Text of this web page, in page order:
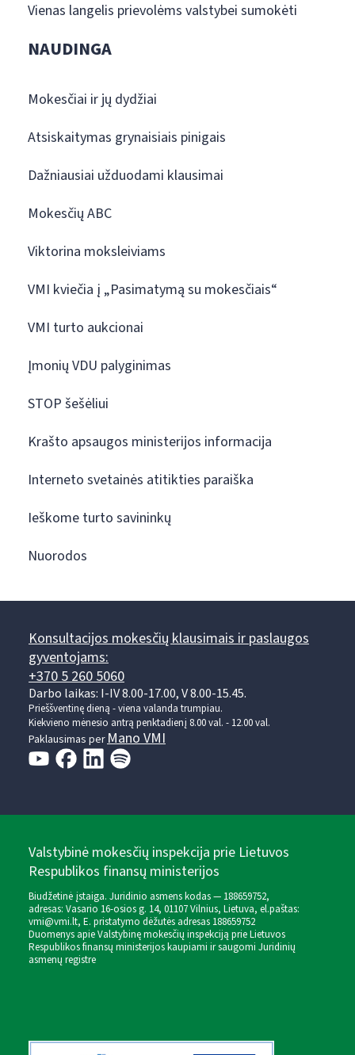
Vienas langelis prievolėms valstybei sumokėti
NAUDINGA
Mokesčiai ir jų dydžiai
Atsiskaitymas grynaisiais pinigais
Dažniausiai užduodami klausimai
Mokesčių ABC
Viktorina moksleiviams
VMI kviečia į „Pasimatymą su mokesčiais“
VMI turto aukcionai
Įmonių VDU palyginimas
STOP šešėliui
Krašto apsaugos ministerijos informacija
Interneto svetainės atitikties paraiška
Ieškome turto savininkų
Nuorodos
Konsultacijos mokesčių klausimais ir paslaugos
gyventojams:
+370 5 260 5060
Darbo laikas: I-IV 8.00-17.00, V 8.00-15.45.
Prieššventinę dieną - viena valanda trumpiau.
Kiekvieno mėnesio antrą penktadienį 8.00 val. - 12.00 val.
Paklausimas perMano VMI
Valstybinė mokesčių inspekcija prie Lietuvos
Respublikos finansų ministerijos
Biudžetinė įstaiga. Juridinio asmens kodas — 188659752,
adresas: Vasario 16-osios g. 14, 01107 Vilnius, Lietuva, el.paštas:
vmi@vmi.lt, E. pristatymo dėžutės adresas 188659752
Duomenys apie Valstybinę mokesčių inspekciją prie Lietuvos
Respublikos finansų ministerijos kaupiami ir saugomi Juridinių
asmenų registre